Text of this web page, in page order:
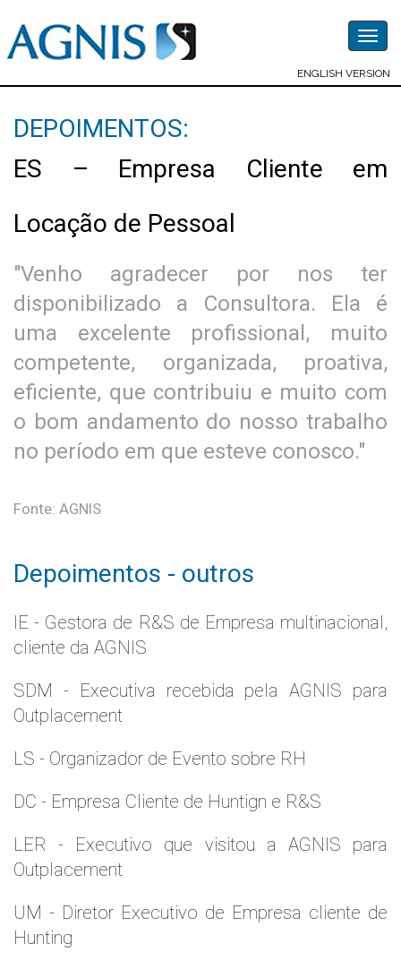
ENGLISH VERSION
DEPOIMENTOS:
ES – Empresa Cliente em
Locação de Pessoal
"Venho agradecer por nos ter
disponibilizado a Consultora. Ela é
uma excelente profissional, muito
competente, organizada, proativa,
eficiente, que contribuiu e muito com
o bom andamento do nosso trabalho
no período em que esteve conosco."
Fonte: AGNIS
Depoimentos - outros
IE - Gestora de R&S de Empresa multinacional,
cliente da AGNIS
SDM - Executiva recebida pela AGNIS para
Outplacement
LS - Organizador de Evento sobre RH
DC - Empresa Cliente de Huntign e R&S
LER - Executivo que visitou a AGNIS para
Outplacement
UM - Diretor Executivo de Empresa cliente de
Hunting